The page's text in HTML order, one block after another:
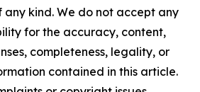
kind. We do not accept any
for the accuracy, content,
completeness, legality, or
contained in this article.